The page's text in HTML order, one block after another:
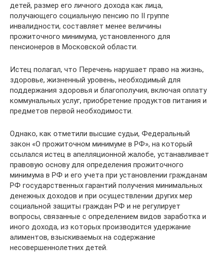
детей, размер его личного дохода как лица,
получающего социальную пенсию по II группе
инвалидности, составляет менее величины
прожиточного минимума, установленного для
пенсионеров в Московской области.
Истец полагал, что Перечень нарушает право на жизнь,
здоровье, жизненный уровень, необходимый для
поддержания здоровья и благополучия, включая оплату
коммунальных услуг, приобретение продуктов питания и
предметов первой необходимости.
Однако, как отметили высшие судьи, Федеральный
закон «О прожиточном минимуме в РФ», на который
ссылался истец в апелляционной жалобе, устанавливает
правовую основу для определения прожиточного
минимума в РФ и его учета при установлении гражданам
РФ государственных гарантий получения минимальных
денежных доходов и при осуществлении других мер
социальной защиты граждан РФ и не регулирует
вопросы, связанные с определением видов заработка и
иного дохода, из которых производится удержание
алиментов, взыскиваемых на содержание
несовершеннолетних детей.